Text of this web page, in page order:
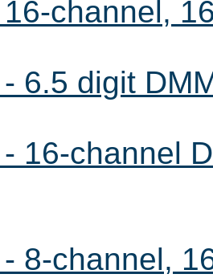
channel,
6.5 digit
16-channel
8-channel,